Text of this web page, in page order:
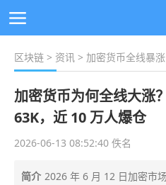
区块链 > 资讯 > 加密货币全线暴涨
加密货币为何全线大涨
63K，近 10 万人爆仓
2026-06-13 08:52:40 佚名
简介 2026 年 6 月 12 日加密市